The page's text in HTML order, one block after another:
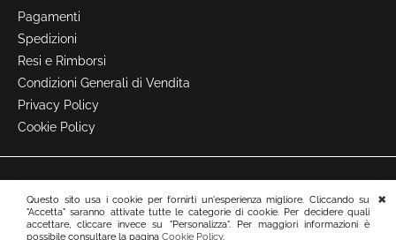
Questo sito usa i cookie per fornirti un'esperienza migliore. Cliccando su
"Accetta" saranno attivate tutte le categorie di cookie. Per decidere quali
accettare, cliccare invece su "Personalizza". Per maggiori informazioni è
possibile consultare la pagina Cookie Policy.
Pagamenti
Spedizioni
Resi e Rimborsi
Condizioni Generali di Vendita
Privacy Policy
Cookie Policy